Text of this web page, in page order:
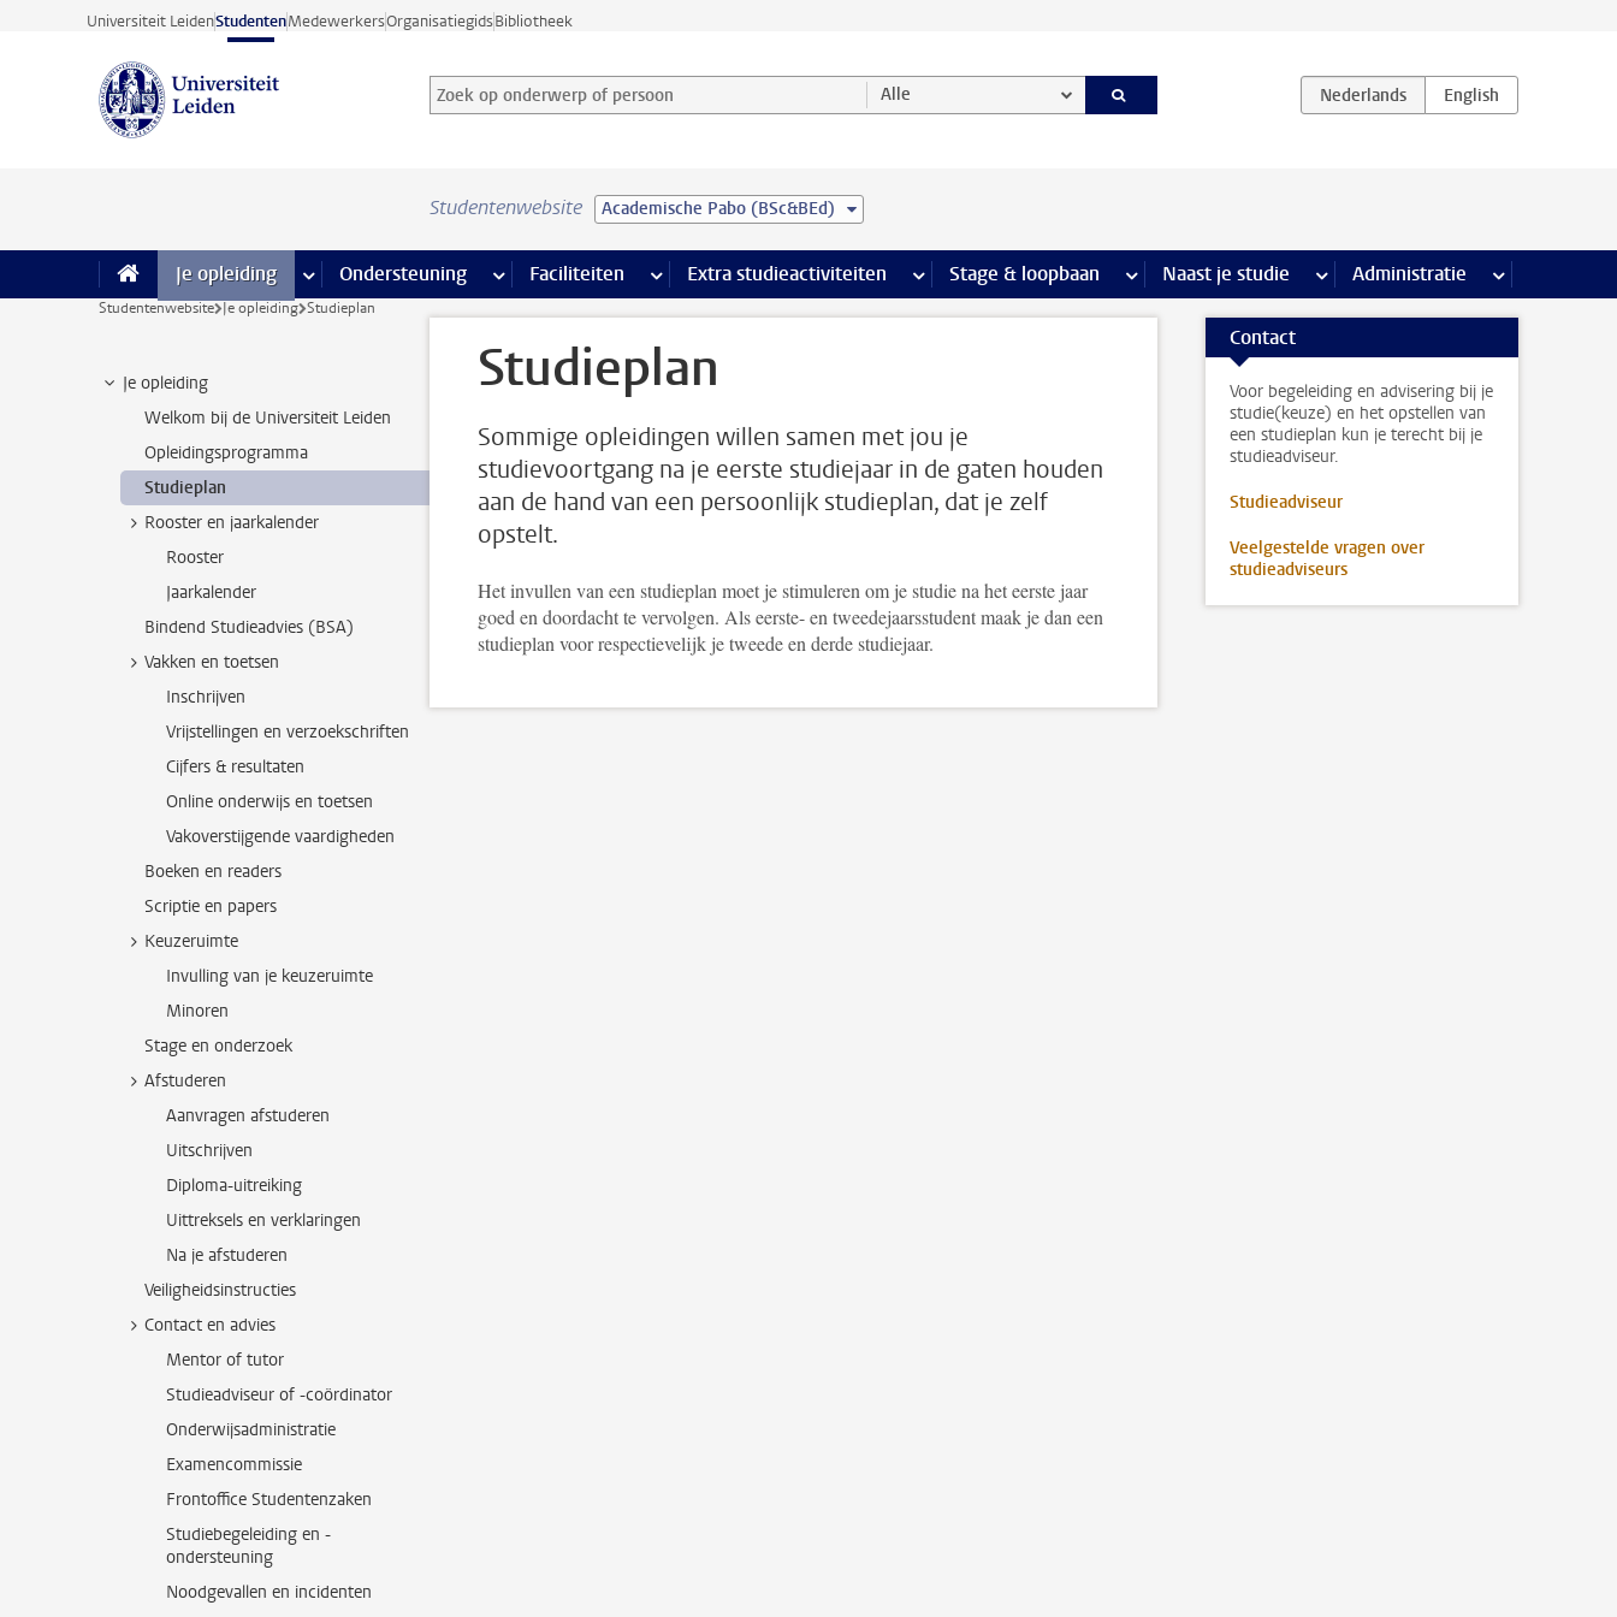
Ga direct naar de inhoud
Universiteit LeidenStudentenMedewerkersOrganisatiegidsBibliotheek
Zoek op onderwerp of persoon en selecteer categorie
Zoekterm Alle
Studentenwebsite Academische Pabo (BSc&BEd)
Je opleiding meer Je opleiding pagina’s
Ondersteuning meer Ondersteuning pagina’s
Faciliteiten meer Faciliteiten pagina’s
Extra studieactiviteiten meer Extra studieactiviteiten pagina’s
Stage & loopbaan meer Stage & loopbaan pagina’s
Naast je studie meer Naast je studie pagina’s
Administratie meer
Studentenwebsite Je opleiding Studieplan
Je opleiding
Welkom bij de Universiteit Leiden
Opleidingsprogramma
Studieplan
Rooster en jaarkalender
Rooster
Jaarkalender
Bindend Studieadvies (BSA)
Vakken en toetsen
Inschrijven
Vrijstellingen en verzoekschriften
Cijfers & resultaten
Online onderwijs en toetsen
Vakoverstijgende vaardigheden
Boeken en readers
Scriptie en papers
Keuzeruimte
Invulling van je keuzeruimte
Minoren
Stage en onderzoek
Afstuderen
Aanvragen afstuderen
Uitschrijven
Diploma-uitreiking
Uittreksels en verklaringen
Na je afstuderen
Veiligheidsinstructies
Contact en advies
Mentor of tutor
Studieadviseur of -coördinator
Onderwijsadministratie
Examencommissie
Frontoffice Studentenzaken
Studiebegeleiding en -
ondersteuning
Noodgevallen en incidenten
Studieplan
Sommige opleidingen willen samen met jou je
studievoortgang na je eerste studiejaar in de gaten houden
aan de hand van een persoonlijk studieplan, dat je zelf
opstelt.
Het invullen van een studieplan moet je stimuleren om je studie na het eerste jaar
goed en doordacht te vervolgen. Als eerste- en tweedejaarsstudent maak je dan een
studieplan voor respectievelijk je tweede en derde studiejaar.
Contact
Voor begeleiding en advisering bij je
studie(keuze) en het opstellen van
een studieplan kun je terecht bij je
studieadviseur.
Studieadviseur
Veelgestelde vragen over
studieadviseurs